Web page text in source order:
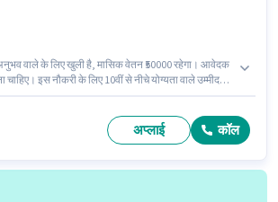
अनुभव वाले के लिए खुली है, मासिक वेतन ₹50000 रहेगा। आवेदक
चाहिए। इस नौकरी के लिए 10वीं से नीचे योग्यता वाले उम्मीदवार
Fixed सैलरी उपलब्ध है।
अप्लाई कॉल